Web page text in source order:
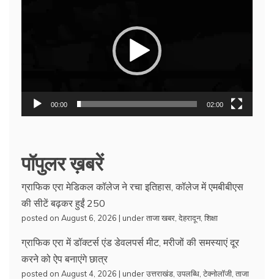
00:00 02:00
पॉपुलर ख़बरें
ग्राफिक एरा मेडिकल कॉलेज ने रचा इतिहास, कॉलेज में एमबीबीएस
की सीटें बढ़कर हुईं 250
posted on August 6, 2026 | underताजा खबर देहरादून, शिक्षा
ग्राफिक एरा में डॉक्टर्स एंड डेवलपर्स मीट, मरीजों की समस्याएं दूर
करने को ऐप बनाएंगे छात्र
posted on August 4, 2026 | underउत्तराखंड उपलब्धि टेक्नोलॉजी ताजा